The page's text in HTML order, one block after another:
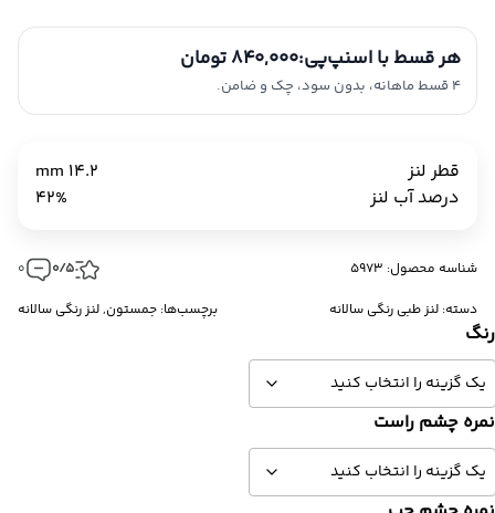
هر قسط با اسنپ‌پی:840,000 تومان
4 قسط ماهانه، بدون سود، چک و ضامن.
قطر لنز
14.2 mm
درصد آب لنز
42%
شناسه محصول: 5973 0/5
0
دسته: لنز طبی رنگی سالانه برچسب‌ها: جمستون,لنز رنگی سالانه
رنگ
نمره چشم راست